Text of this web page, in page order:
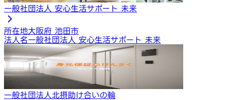
一般社団法人 安心生活サポート 未来
所在地大阪府 池田市
法人名一般社団法人 安心生活サポート 未来
一般社団法人北摂助け合いの輪